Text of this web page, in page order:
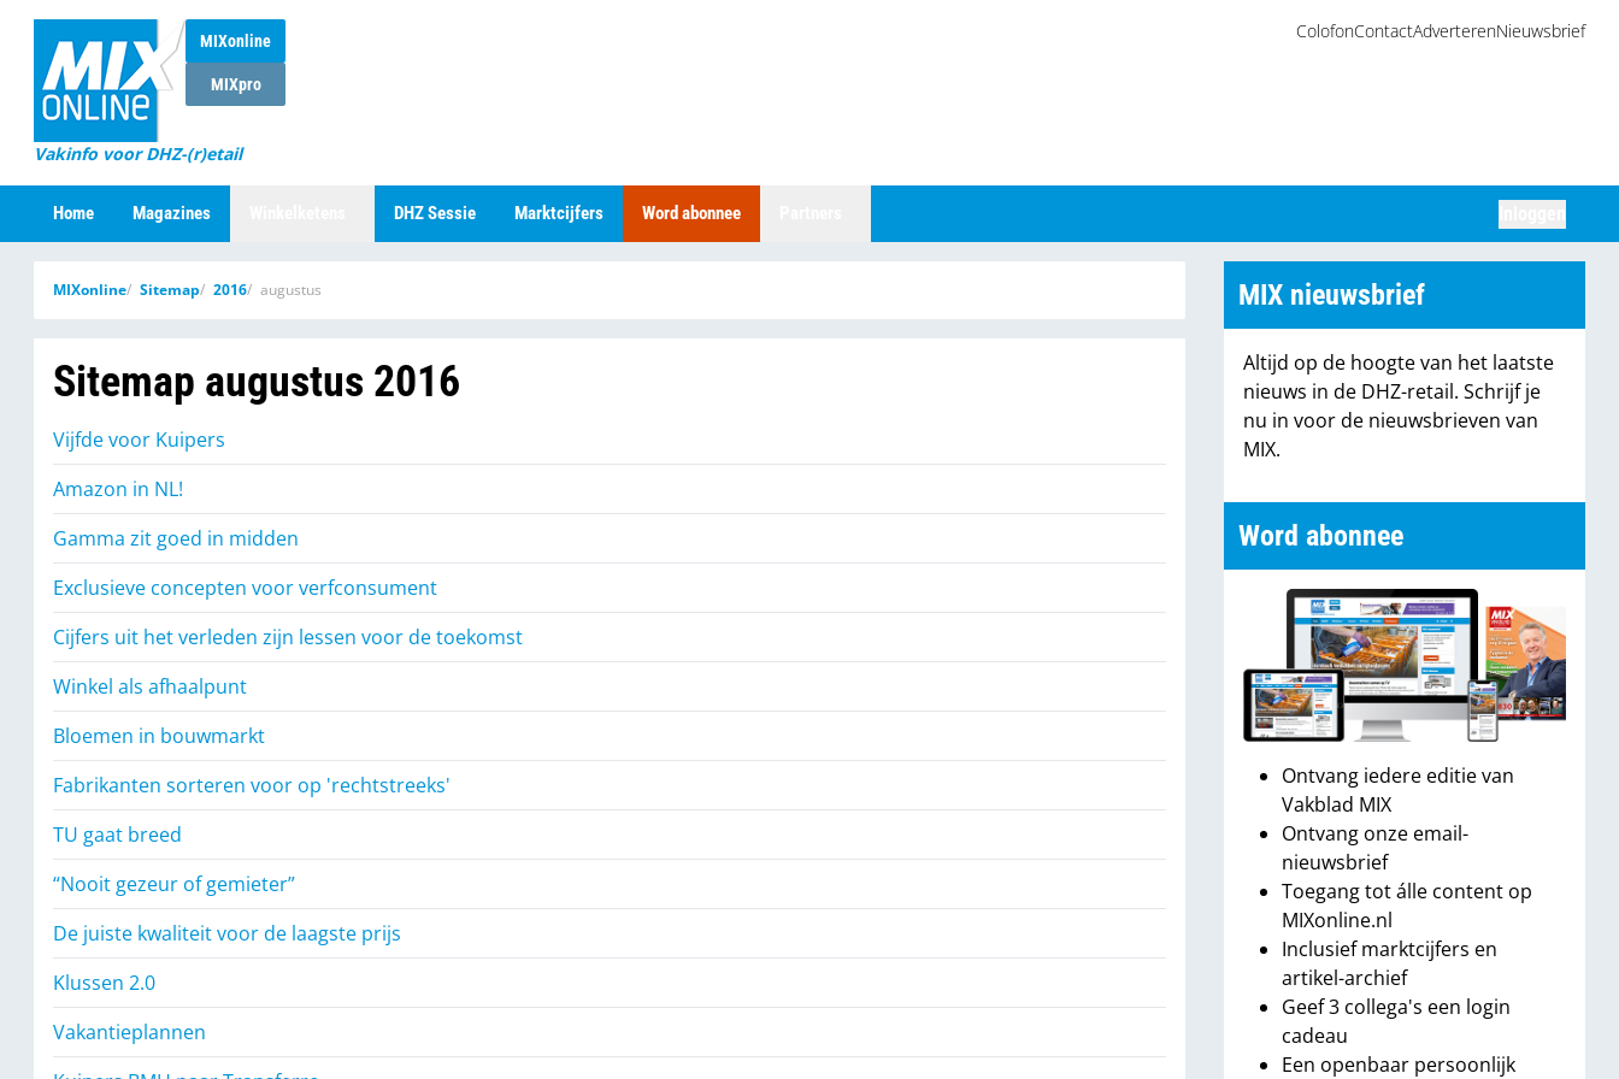
MIXonline
MIXpro
Vakinfo voor DHZ-(r)etail
ColofonContactAdverterenNieuwsbrief
Home Magazines DHZ Sessie Marktcijfers Word abonnee
MIXonline Sitemap 2016 augustus
Sitemap augustus 2016
Vijfde voor Kuipers
Amazon in NL!
Gamma zit goed in midden
Exclusieve concepten voor verfconsument
Cijfers uit het verleden zijn lessen voor de toekomst
Winkel als afhaalpunt
Bloemen in bouwmarkt
Fabrikanten sorteren voor op 'rechtstreeks'
TU gaat breed
“Nooit gezeur of gemieter”
De juiste kwaliteit voor de laagste prijs
Klussen 2.0
Vakantieplannen
MIX nieuwsbrief
Altijd op de hoogte van het laatste
nieuws in de DHZ-retail. Schrijf je
nu in voor de nieuwsbrieven van
MIX.
Word abonnee
Ontvang iedere editie van
Vakblad MIX
Ontvang onze email-
nieuwsbrief
Toegang tot álle content op
MIXonline.nl
Inclusief marktcijfers en
artikel-archief
Geef 3 collega's een login
cadeau
Een openbaar persoonlijk